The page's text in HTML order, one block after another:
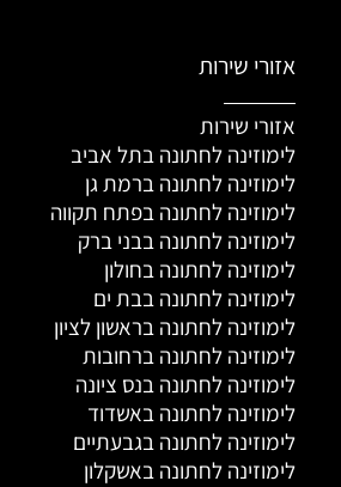
אזורי שירות
אזורי שירות
לימוזינה לחתונה בתל אביב
לימוזינה לחתונה ברמת גן
לימוזינה לחתונה בפתח תקווה
לימוזינה לחתונה בבני ברק
לימוזינה לחתונה בחולון
לימוזינה לחתונה בבת ים
לימוזינה לחתונה בראשון לציון
לימוזינה לחתונה ברחובות
לימוזינה לחתונה בנס ציונה
לימוזינה לחתונה באשדוד
לימוזינה לחתונה בגבעתיים
לימוזינה לחתונה באשקלון